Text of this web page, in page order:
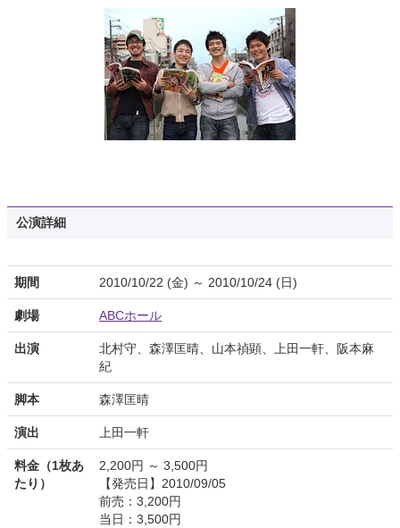
公演詳細
期間 2010/10/22 (金) ～ 2010/10/24 (日)
劇場 ABCホール
出演
北村守、森澤匡晴、山本禎顕、上田一軒、阪本麻
紀
脚本 森澤匡晴
演出 上田一軒
料金（1枚あ
たり）
2,200円 ～ 3,500円
【発売日】2010/09/05
前売：3,200円
当日：3,500円